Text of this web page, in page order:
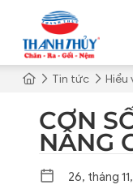
Tin tức Hiểu
CƠN
NÂNG
26, tháng